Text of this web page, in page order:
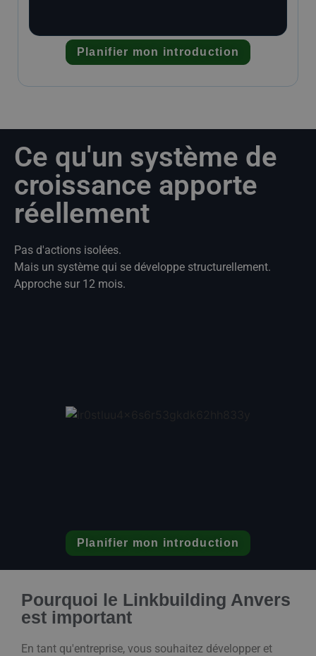
Planifier mon introduction
Ce qu'un système de
croissance apporte
réellement
Pas d'actions isolées.
Mais un système qui se développe structurellement.
Approche sur 12 mois.
Planifier mon introduction
Pourquoi le Linkbuilding Anvers
est important
En tant qu'entreprise, vous souhaitez développer et